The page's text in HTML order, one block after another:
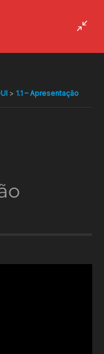
1.1 – Apresentação